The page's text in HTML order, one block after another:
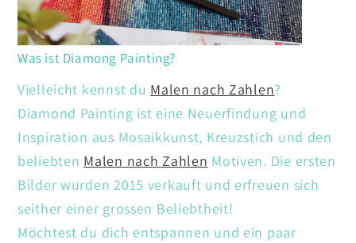
Was ist Diamong Painting?
Vielleicht kennst du Malen nach Zahlen?
Diamond Painting ist eine Neuerfindung und
Inspiration aus Mosaikkunst, Kreuzstich und den
beliebten Malen nach Zahlen Motiven. Die ersten
Bilder wurden 2015 verkauft und erfreuen sich
seither einer grossen Beliebtheit!
Möchtest du dich entspannen und ein paar